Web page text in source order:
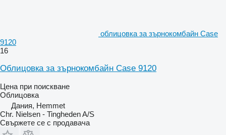
облицовка за зърнокомбайн Case
9120
16
Облицовка за зърнокомбайн Case 9120
Цена при поискване
Облицовка
Дания, Hemmet
Chr. Nielsen - Tingheden A/S
Свържете се с продавача